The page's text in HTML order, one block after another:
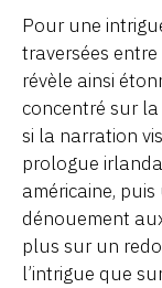
Pour une
traversées
révèle ainsi
concentré sur la
si la narration
prologue
américaine,
dénouement
plus sur un
l’intrigue que